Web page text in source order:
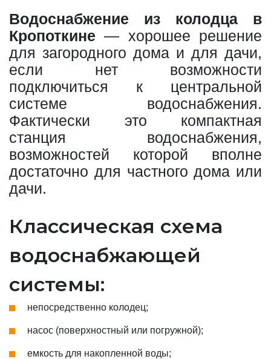
Водоснабжение из колодца в
Кропоткине — хорошее решение
для загородного дома и для дачи,
если нет возможности
подключиться к центральной
системе водоснабжения.
Фактически это компактная
станция водоснабжения,
возможностей которой вполне
достаточно для частного дома или
дачи.
Классическая схема
водоснабжающей
системы:
непосредственно колодец;
насос (поверхностный или погружной);
емкость для накопленной воды;